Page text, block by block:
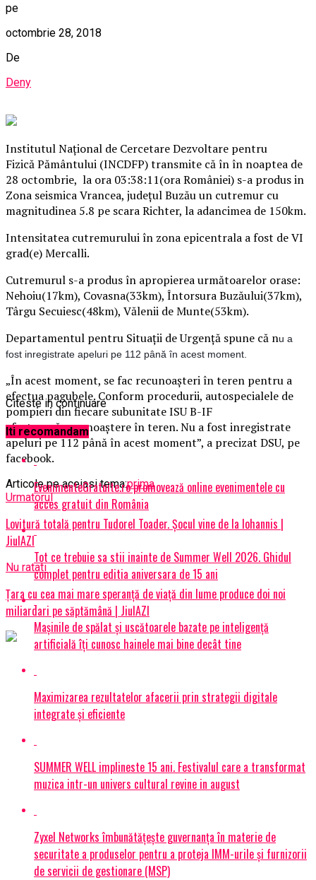
pe
octombrie 28, 2018
De
Deny
Institutul Naţional de Cercetare Dezvoltare pentru
Fizică Pământului (INCDFP) transmite că în în noaptea de
28 octombrie, la ora 03:38:11(ora României) s-a produs in
Zona seismica Vrancea, judeţul Buzău un cutremur cu
magnitudinea 5.8 pe scara Richter, la adancimea de 150km.
Intensitatea cutremurului în zona epicentrala a fost de VI
grad(e) Mercalli.
Cutremurul s-a produs în apropierea următoarelor orase:
Nehoiu(17km), Covasna(33km), Întorsura Buzăului(37km),
Târgu Secuiesc(48km), Vălenii de Munte(53km).
Departamentul pentru Situaţii de Urgenţă spune că nu a
fost inregistrate apeluri pe 112 până în acest moment.
„În acest moment, se fac recunoaşteri în teren pentru a
efectua pagubele. Conform procedurii, autospecialele de
pompieri din fiecare subunitate ISU B-IF
efectuează recunoaştere în teren.Nu a fost inregistrate
apeluri pe 112 până în acest moment”, a precizat DSU, pe
facebook.
Articole pe aceiasi tema:prima
Urmatorul
Lovitură totală pentru Tudorel Toader. Șocul vine de la Iohannis |
JiulAZI
Nu ratati
Țara cu cea mai mare speranță de viață din lume produce doi noi
miliardari pe săptămână | JiulAZI
Citeste in continuare
Iti recomandam
EvenimenteGratuite.ro promovează online evenimentele cu
acces gratuit din România
Tot ce trebuie sa stii inainte de Summer Well 2026. Ghidul
complet pentru editia aniversara de 15 ani
Mașinile de spălat și uscătoarele bazate pe inteligență
artificială îți cunosc hainele mai bine decât tine
Maximizarea rezultatelor afacerii prin strategii digitale
integrate și eficiente
SUMMER WELL implineste 15 ani. Festivalul care a transformat
muzica intr-un univers cultural revine in august
Zyxel Networks îmbunătățește guvernanța în materie de
securitate a produselor pentru a proteja IMM-urile și furnizorii
de servicii de gestionare (MSP)